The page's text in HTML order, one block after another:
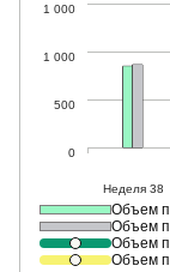
Объем
Объем
Объем
Объем